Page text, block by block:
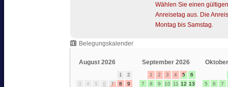
Wählen Sie einen
Anreisetag aus. Die
Montag bis Samstag.
Belegungskalender
August 2026
1
2
3
4 5 6 7 8
9
September 2026
1 2 3 4 5
6
7
8 9 10 11 12 13
5 6
7